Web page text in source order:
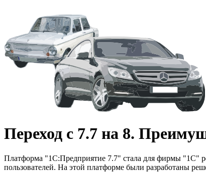
Переход с 7.7 на 8.
Платформа "1С:Предприятие 7.7" стала для фирмы "1С"
пользователей. На этой платформе были разработаны